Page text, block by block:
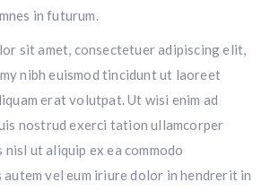
in futurum.
sit amet, consectetuer adipiscing elit,
nibh euismod tincidunt ut laoreet
erat volutpat. Ut wisi enim ad
nostrud exerci tation ullamcorper
ut aliquip ex ea commodo
autem vel eum iriure dolor in hendrerit in